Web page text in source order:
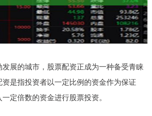
展的城市，股票配资正成为一种备受青睐
是指投资者以一定比例的资金作为保证
定倍数的资金进行股票投资。